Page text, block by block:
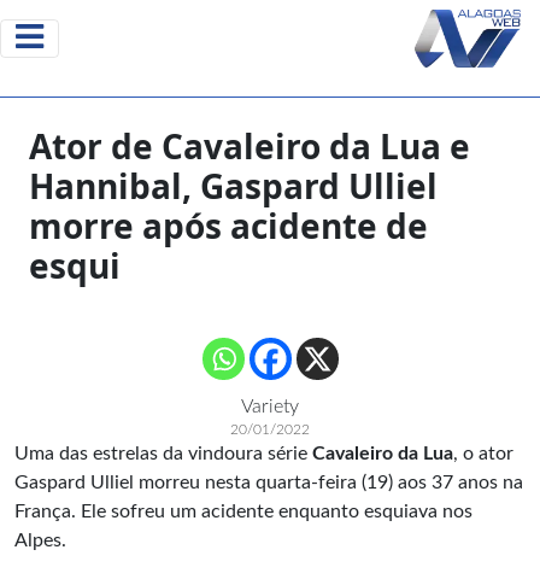
Ator de Cavaleiro da Lua e
Hannibal, Gaspard Ulliel
morre após acidente de
esqui
Variety
20/01/2022
Uma das estrelas da vindoura série Cavaleiro da Lua, o ator
Gaspard Ulliel morreu nesta quarta-feira (19) aos 37 anos na
França. Ele sofreu um acidente enquanto esquiava nos
Alpes.